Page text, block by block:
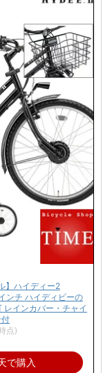
】ハイディー2
ンチ ハイディビーの
インカバー・チャイ
点)
で購入